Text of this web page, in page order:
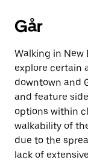
Går
Walking in New
explore certain
downtown and
and feature
options within
walkability of
due to the
lack of